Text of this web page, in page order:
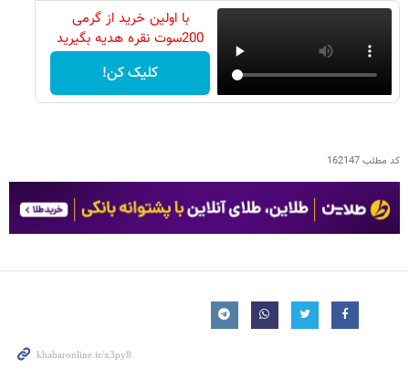
با اولین خرید از گرمی
200سوت نقره هدیه بگیرید
کلیک کن!
کد مطلب162147